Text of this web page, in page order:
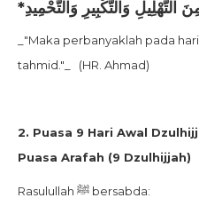
_"Maka perbanyaklah pada
tahmid."_ (HR. Ahmad)
2. Puasa 9 Hari Awal
Puasa Arafah (9 Dzulhijjah)
Rasulullah ﷺ bersabda: